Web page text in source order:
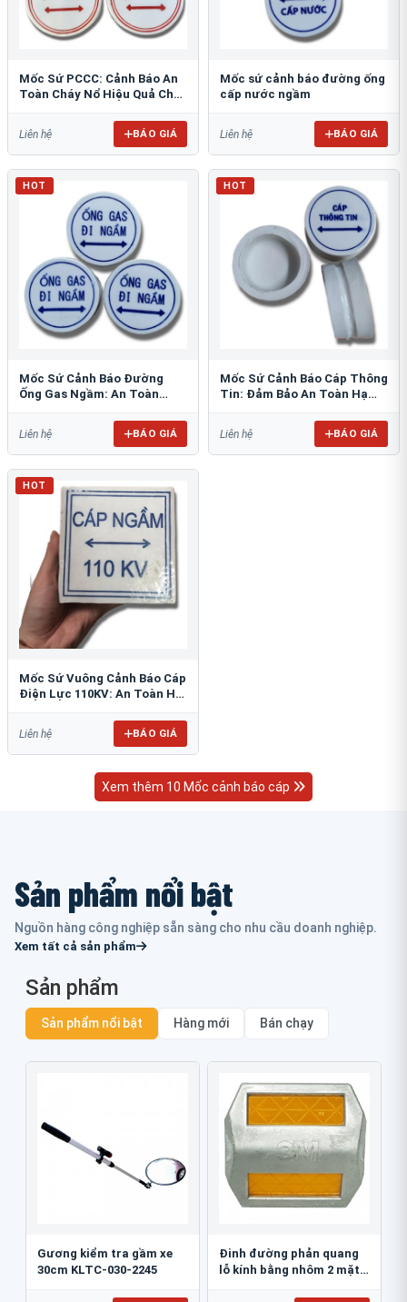
Mốc Sứ PCCC: Cảnh Báo An
Toàn Cháy Nổ Hiệu Quả Cho
Liên hệ BÁO GIÁ
Mốc sứ cảnh báo đường ống
cấp nước ngầm
Liên hệ BÁO GIÁ
HOT
Mốc Sứ Cảnh Báo Đường
Ống Gas Ngầm: An Toàn
Liên hệ BÁO GIÁ
HOT
Mốc Sứ Cảnh Báo Cáp Thông
Tin: Đảm Bảo An Toàn Hạ
Liên hệ BÁO GIÁ
HOT
Mốc Sứ Vuông Cảnh Báo Cáp
Điện Lực 110KV: An Toàn Hệ
Liên hệ BÁO GIÁ
Xem thêm 10 Mốc cảnh báo cáp
Sản phẩm nổi bật
Nguồn hàng công nghiệp sẵn sàng cho nhu cầu doanh nghiệp.
Xem tất cả sản phẩm
Sản phẩm
Sản phẩm nổi bật Hàng mới Bán chạy
Gương kiểm tra gầm xe
30cm KLTC-030-2245
Đinh đường phản quang
lỗ kính bằng nhôm 2 mặt